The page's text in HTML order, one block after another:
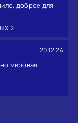
доброе для
2
20.12.24
мировая